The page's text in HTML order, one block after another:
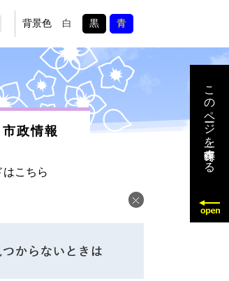
背景色 白 黒 青
市政情報 このページを一時保存する
こちら